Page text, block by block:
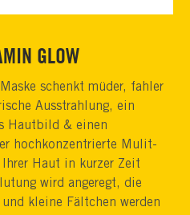
GLOW
schenkt müder, fahler
Ausstrahlung, ein
Hautbild & einen
hochkonzentrierte Mulit-
Haut in kurzer Zeit
wird angeregt, die
kleine Fältchen werden